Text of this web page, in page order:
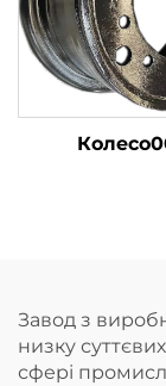
Завод з
низку
сфері